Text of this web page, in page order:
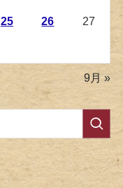
25 26 27
9月 »